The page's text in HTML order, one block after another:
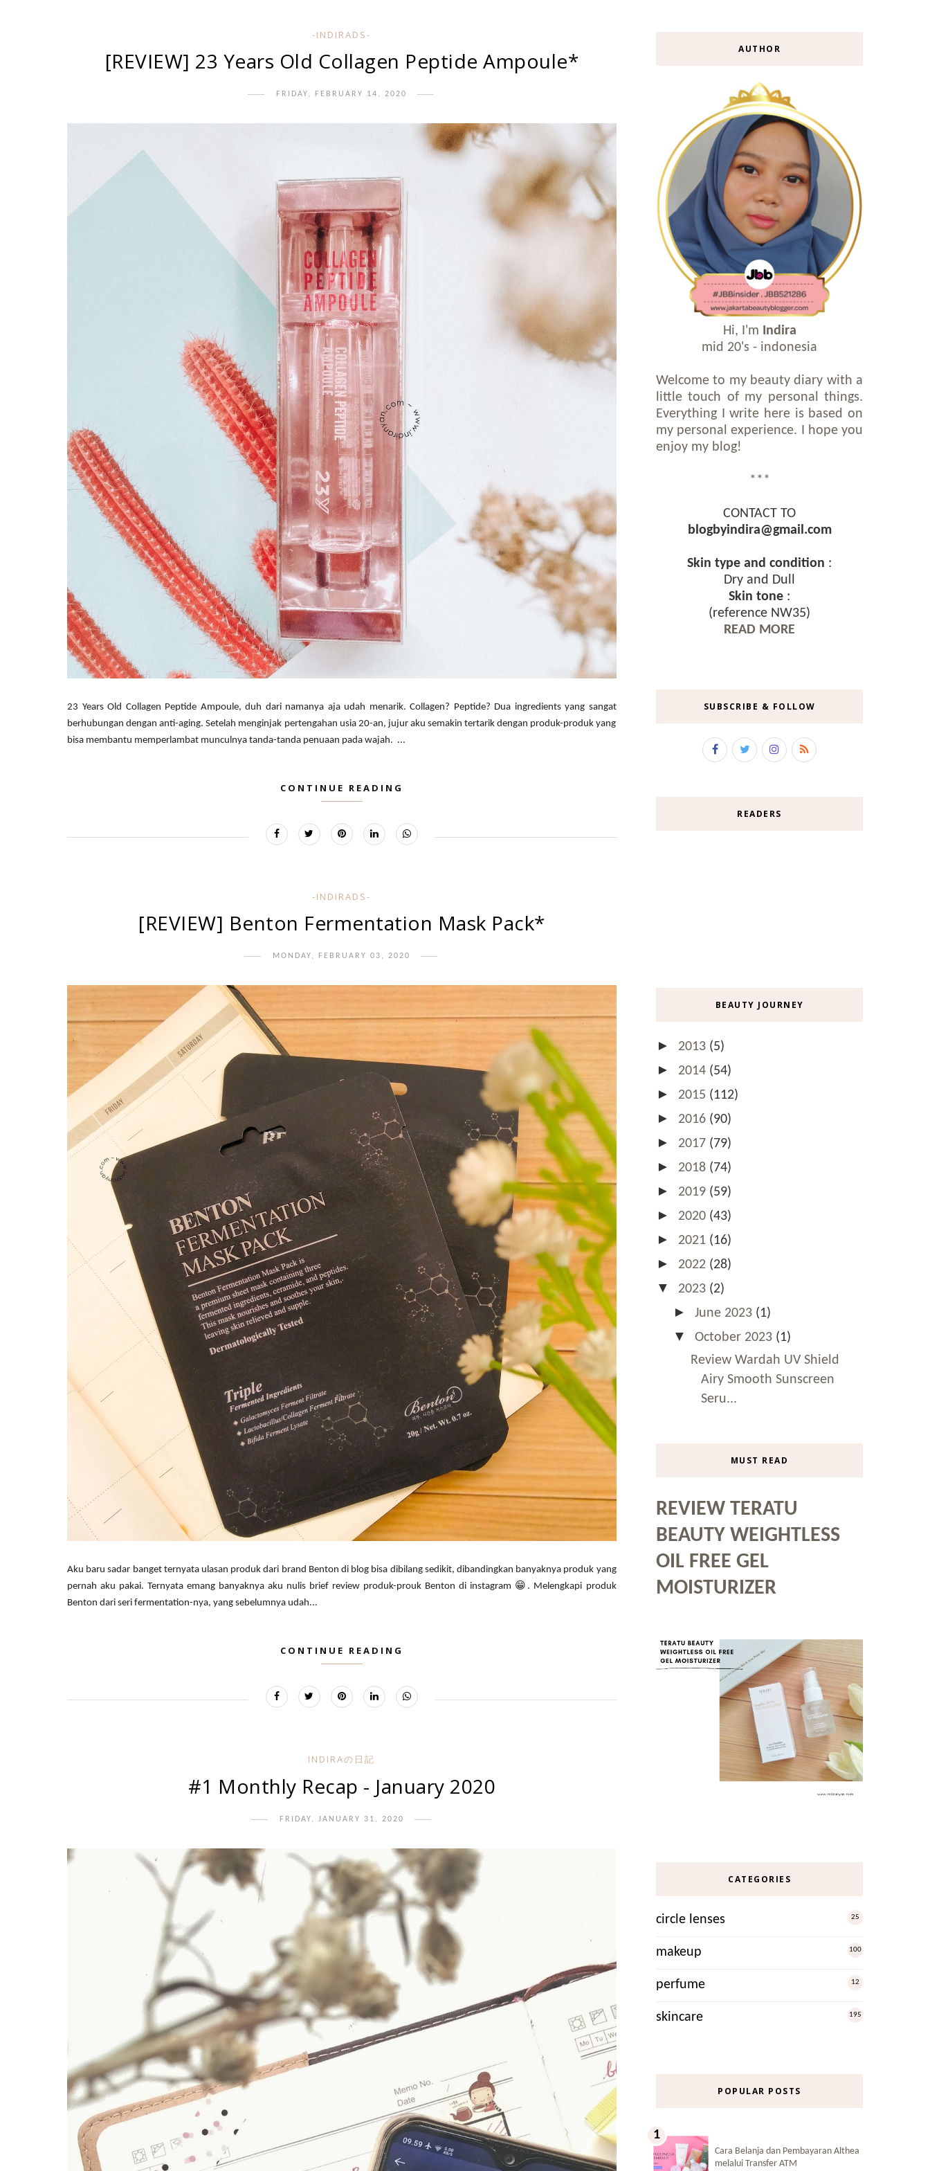
-INDIRADS-
[REVIEW] 23 Years Old Collagen Peptide Ampoule*
FRIDAY, FEBRUARY 14, 2020
23 Years Old Collagen Peptide Ampoule, duh dari namanya aja udah menarik. Collagen? Peptide? Dua ingredients yang sangat
berhubungan dengan anti-aging. Setelah menginjak pertengahan usia 20-an, jujur aku semakin tertarik dengan produk-produk yang
bisa membantu memperlambat munculnya tanda-tanda penuaan pada wajah. ...
CONTINUE READING
-INDIRADS-
[REVIEW] Benton Fermentation Mask Pack*
MONDAY, FEBRUARY 03, 2020
Aku baru sadar banget ternyata ulasan produk dari brand Benton di blog bisa dibilang sedikit, dibandingkan banyaknya produk yang
pernah aku pakai. Ternyata emang banyaknya aku nulis brief review produk-prouk Benton di instagram 😁. Melengkapi produk
Benton dari seri fermentation-nya, yang sebelumnya udah...
CONTINUE READING
INDIRAの日記
#1 Monthly Recap - January 2020
FRIDAY, JANUARY 31, 2020
AUTHOR
Hi, I'm Indira
mid 20's - indonesia
Welcome to my beauty diary with a
little touch of my personal things.
Everything I write here is based on
my personal experience. I hope you
enjoy my blog!
***
CONTACT TO
blogbyindira@gmail.com
Skin type and condition :
Dry and Dull
Skin tone :
(reference NW35)
READ MORE
SUBSCRIBE & FOLLOW
READERS
BEAUTY JOURNEY
► 2013 (5)
► 2014 (54)
► 2015 (112)
► 2016 (90)
► 2017 (79)
► 2018 (74)
► 2019 (59)
► 2020 (43)
► 2021 (16)
► 2022 (28)
▼ 2023 (2)
► June 2023 (1)
▼ October 2023 (1)
Review Wardah UV Shield
Airy Smooth Sunscreen
Seru...
MUST READ
REVIEW TERATU
BEAUTY WEIGHTLESS
OIL FREE GEL
MOISTURIZER
CATEGORIES
circle lenses 25
makeup 100
perfume 12
skincare 195
POPULAR POSTS
Cara Belanja dan Pembayaran Althea
melalui Transfer ATM